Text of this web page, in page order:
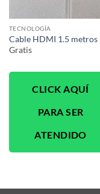
TECNOLOGÍA
Cable HDMI 1.5 metros
Gratis
CLICK AQUÍ
PARA SER
ATENDIDO